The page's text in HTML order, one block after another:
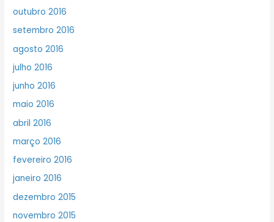
outubro 2016
setembro 2016
agosto 2016
julho 2016
junho 2016
maio 2016
abril 2016
março 2016
fevereiro 2016
janeiro 2016
dezembro 2015
novembro 2015